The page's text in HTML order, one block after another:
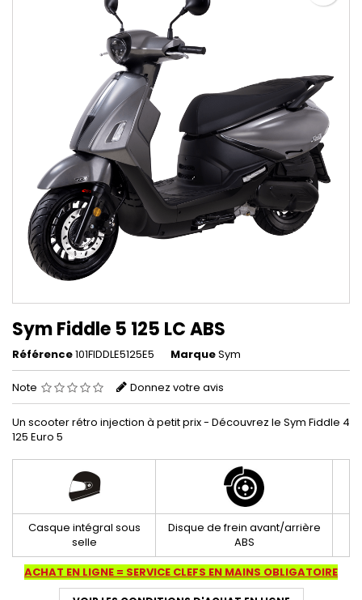
Sym Fiddle 5 125 LC ABS
Référence101FIDDLE5125E5 MarqueSym
Note Donnez votre avis
Un scooter rétro injection à petit prix - Découvrez le Sym Fiddle 4
125 Euro 5
Casque intégral sous
selle
Disque de frein avant/arrière
ABS
ACHAT EN LIGNE = SERVICE CLEFS EN MAINS OBLIGATOIRE